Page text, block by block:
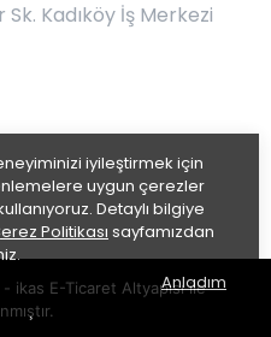
iyileştirmek için
uygun çerezler
Detaylı bilgiye
Politikası sayfamızdan
Anladım
Kadıköy İş Merkezi
- ikas E-Ticaret Altyapısı ile